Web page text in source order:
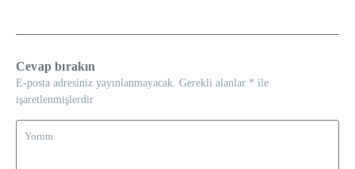
Cevap bırakın
E-posta adresiniz yayınlanmayacak. Gerekli alanlar * ile
işaretlenmişlerdir